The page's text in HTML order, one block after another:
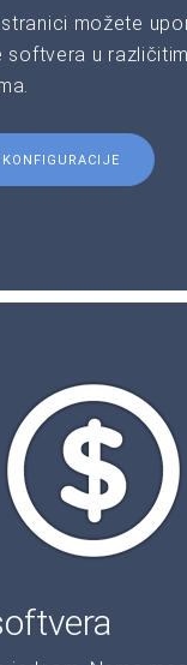
možete
softvera u različitim